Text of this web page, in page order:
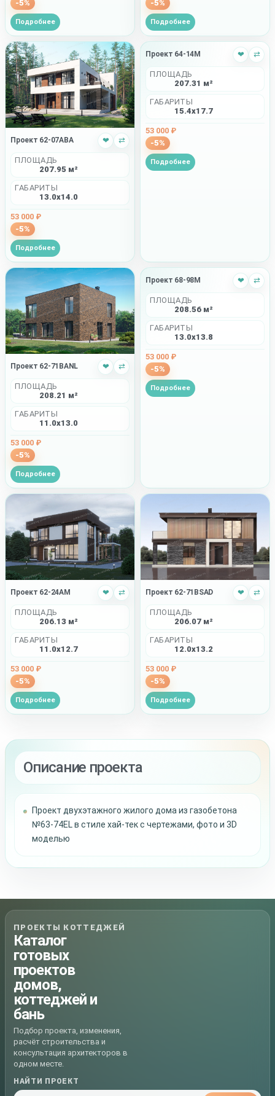
-5%
Подробнее
-5%
Подробнее
Проект 62-07ABA ❤ ⇄
ПЛОЩАДЬ
207.95 м²
ГАБАРИТЫ
13.0x14.0
53 000 ₽
-5%
Подробнее
Проект 64-14M ❤ ⇄
ПЛОЩАДЬ
207.31 м²
ГАБАРИТЫ
15.4x17.7
53 000 ₽
-5%
Подробнее
Проект 62-71BANL ❤ ⇄
ПЛОЩАДЬ
208.21 м²
ГАБАРИТЫ
11.0x13.0
53 000 ₽
-5%
Подробнее
Проект 68-98M ❤ ⇄
ПЛОЩАДЬ
208.56 м²
ГАБАРИТЫ
13.0x13.8
53 000 ₽
-5%
Подробнее
Проект 62-24AM ❤ ⇄
ПЛОЩАДЬ
206.13 м²
ГАБАРИТЫ
11.0x12.7
53 000 ₽
-5%
Подробнее
Проект 62-71BSAD ❤ ⇄
ПЛОЩАДЬ
206.07 м²
ГАБАРИТЫ
12.0x13.2
53 000 ₽
-5%
Подробнее
Описание проекта
Проект двухэтажного жилого дома из газобетона
№63-74EL в стиле хай-тек с чертежами, фото и 3D
моделью
ПРОЕКТЫ КОТТЕДЖЕЙ
Каталог
готовых
проектов
домов,
коттеджей и
бань
Подбор проекта, изменения,
расчёт строительства и
консультация архитекторов в
одном месте.
НАЙТИ ПРОЕКТ